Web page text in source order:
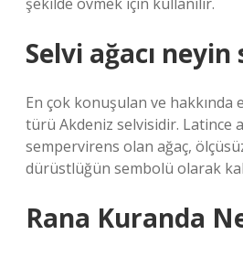
Selvi ağacı neyin
En çok konuşulan ve hakkında
türü Akdeniz selvisidir. Latince
sempervirens olan ağaç,
dürüstlüğün sembolü olarak
Rana Kuranda